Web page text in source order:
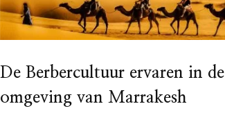
De Berbercultuur ervaren in de
omgeving van Marrakesh